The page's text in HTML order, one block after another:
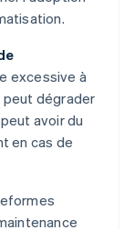
excessive à
dégrader
avoir du
en cas de